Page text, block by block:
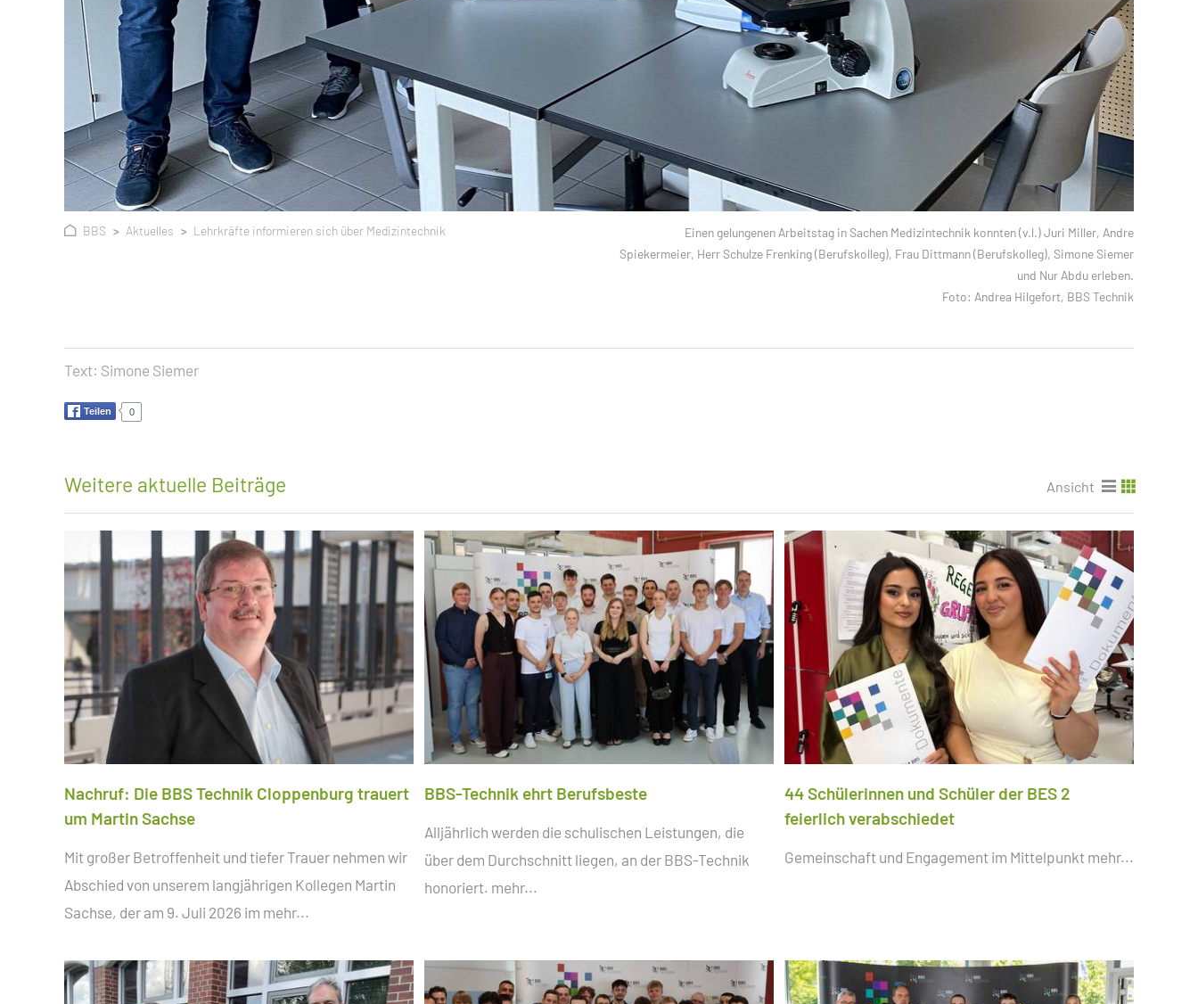
BBS Aktuelles Lehrkräfte informieren sich über Medizintechnik
Einen gelungenen Arbeitstag in Sachen Medizintechnik konnten (v.l.) Juri Miller, Andre
Spiekermeier, Herr Schulze Frenking (Berufskolleg), Frau Dittmann (Berufskolleg), Simone Siemer
und Nur Abdu erleben.
Foto: Andrea Hilgefort, BBS Technik
Text: Simone Siemer
Teilen 0
Weitere aktuelle Beiträge Ansicht
Nachruf: Die BBS Technik Cloppenburg trauert
um Martin Sachse
Mit großer Betroffenheit und tiefer Trauer nehmen wir
Abschied von unserem langjährigen Kollegen Martin
Sachse, der am 9. Juli 2026 im mehr...
BBS-Technik ehrt Berufsbeste
Alljährlich werden die schulischen Leistungen, die
über dem Durchschnitt liegen, an der BBS-Technik
honoriert. mehr...
44 Schülerinnen und Schüler der BES 2
feierlich verabschiedet
Gemeinschaft und Engagement im Mittelpunkt mehr...